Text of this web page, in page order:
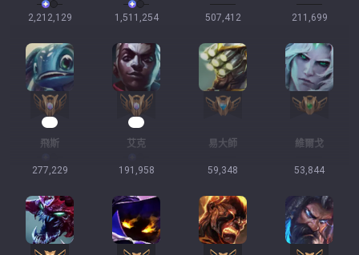
2,212,129 1,511,254 507,412 211,699
飛斯
277,229
艾克
191,958
易大師
59,348
維爾戈
53,844